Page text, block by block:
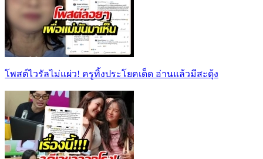
โพสต์ไวรัลไม่แผ่ว! ครูทิ้งประโยคเด็ด อ่านแล้วมีสะดุ้ง